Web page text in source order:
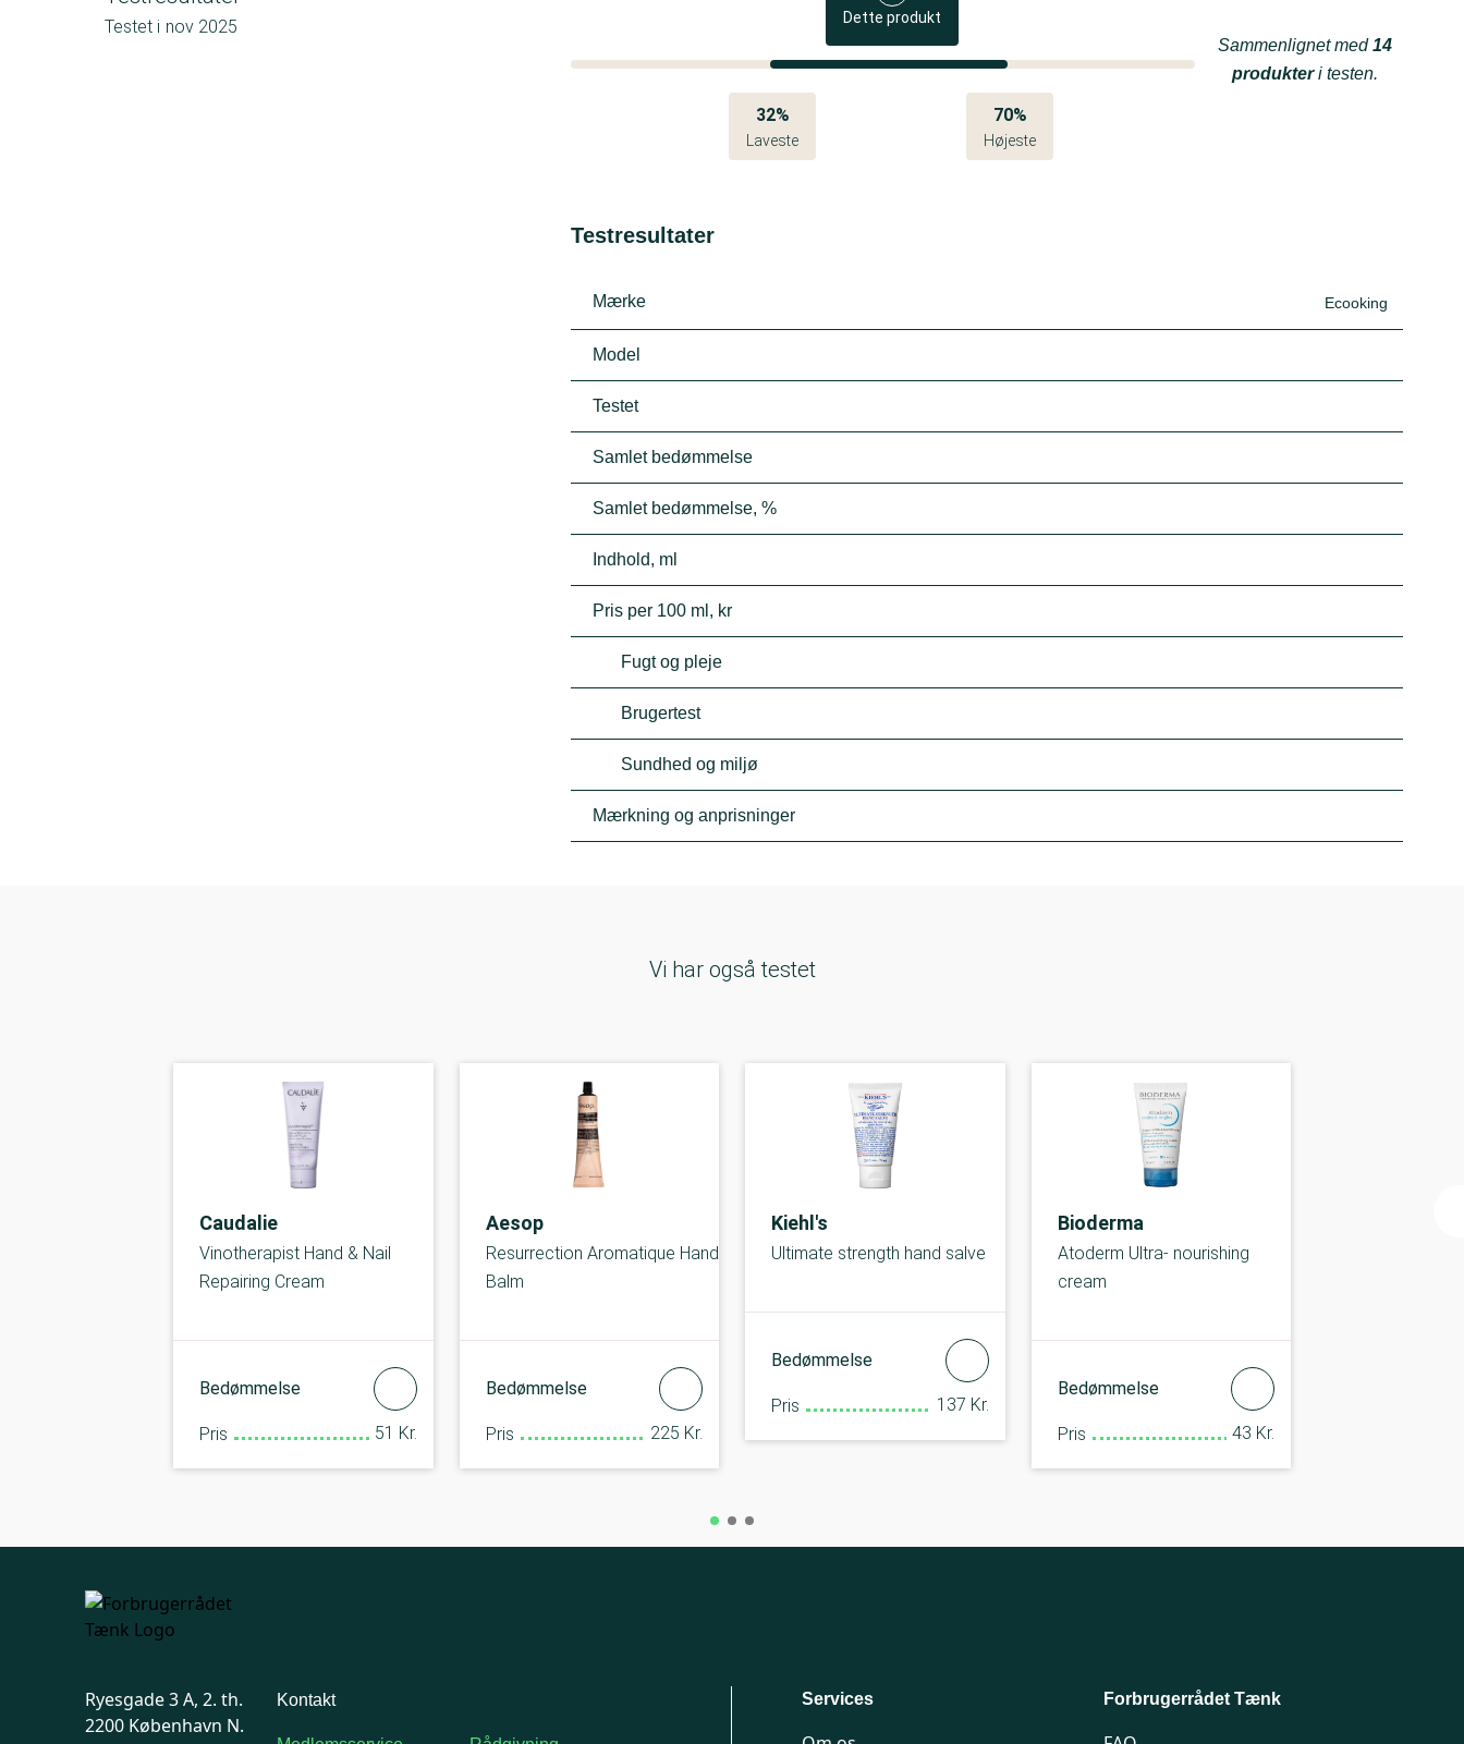
Testet i nov 2025 Dette produkt
32%
Laveste
70%
Højeste
Sammenlignet med14
produkteri testen.
Testresultater
Mærke Ecooking
Model
Testet
Samlet bedømmelse
Samlet bedømmelse, %
Indhold, ml
Pris per 100 ml, kr
Fugt og pleje
Brugertest
Sundhed og miljø
Mærkning og anprisninger
Vi har også testet
Caudalie
Vinotherapist Hand & Nail
Repairing Cream
Bedømmelse
Pris 51 Kr.
Aesop
Resurrection Aromatique Hand
Balm
Bedømmelse
Pris 225 Kr.
Kiehl's
Ultimate strength hand salve
Bedømmelse
Pris 137 Kr.
Bioderma
Atoderm Ultra- nourishing
cream
Bedømmelse
Pris 43 Kr.
Ryesgade 3 A, 2. th.
2200 København N.
Kontakt Services Forbrugerrådet Tænk